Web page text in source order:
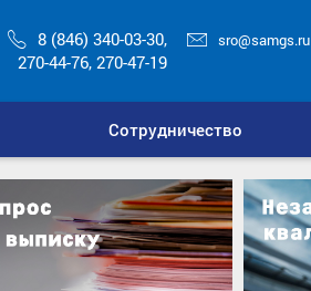
8 (846) 340-03-30,
270-44-76, 270-47-19
sro@samgs.ru
Сотрудничество